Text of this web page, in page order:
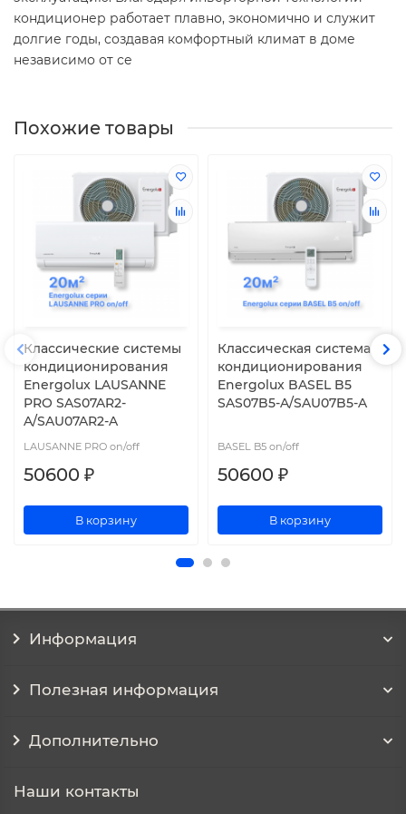
кондиционер работает плавно, экономично и служит
долгие годы, создавая комфортный климат в доме
независимо от се
Похожие товары
Классические системы
кондиционирования
Energolux LAUSANNE
PRO SAS07AR2-
A/SAU07AR2-A
LAUSANNE PRO on/off
50600 ₽
В корзину
Классическая система
кондиционирования
Energolux BASEL B5
SAS07B5-A/SAU07B5-A
BASEL B5 on/off
50600 ₽
В корзину
Информация
Полезная информация
Дополнительно
Наши контакты